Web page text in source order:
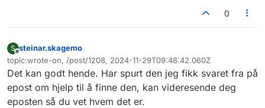
0
S
Frakoblet
steinar.skagemo
topic:wrote-on, /post/1208, 2024-11-29T09:48:42.060Z
Sist endret av
Det kan godt hende. Har spurt den jeg fikk svaret fra på
epost om hjelp til å finne den, kan videresende deg
eposten så du vet hvem det er.